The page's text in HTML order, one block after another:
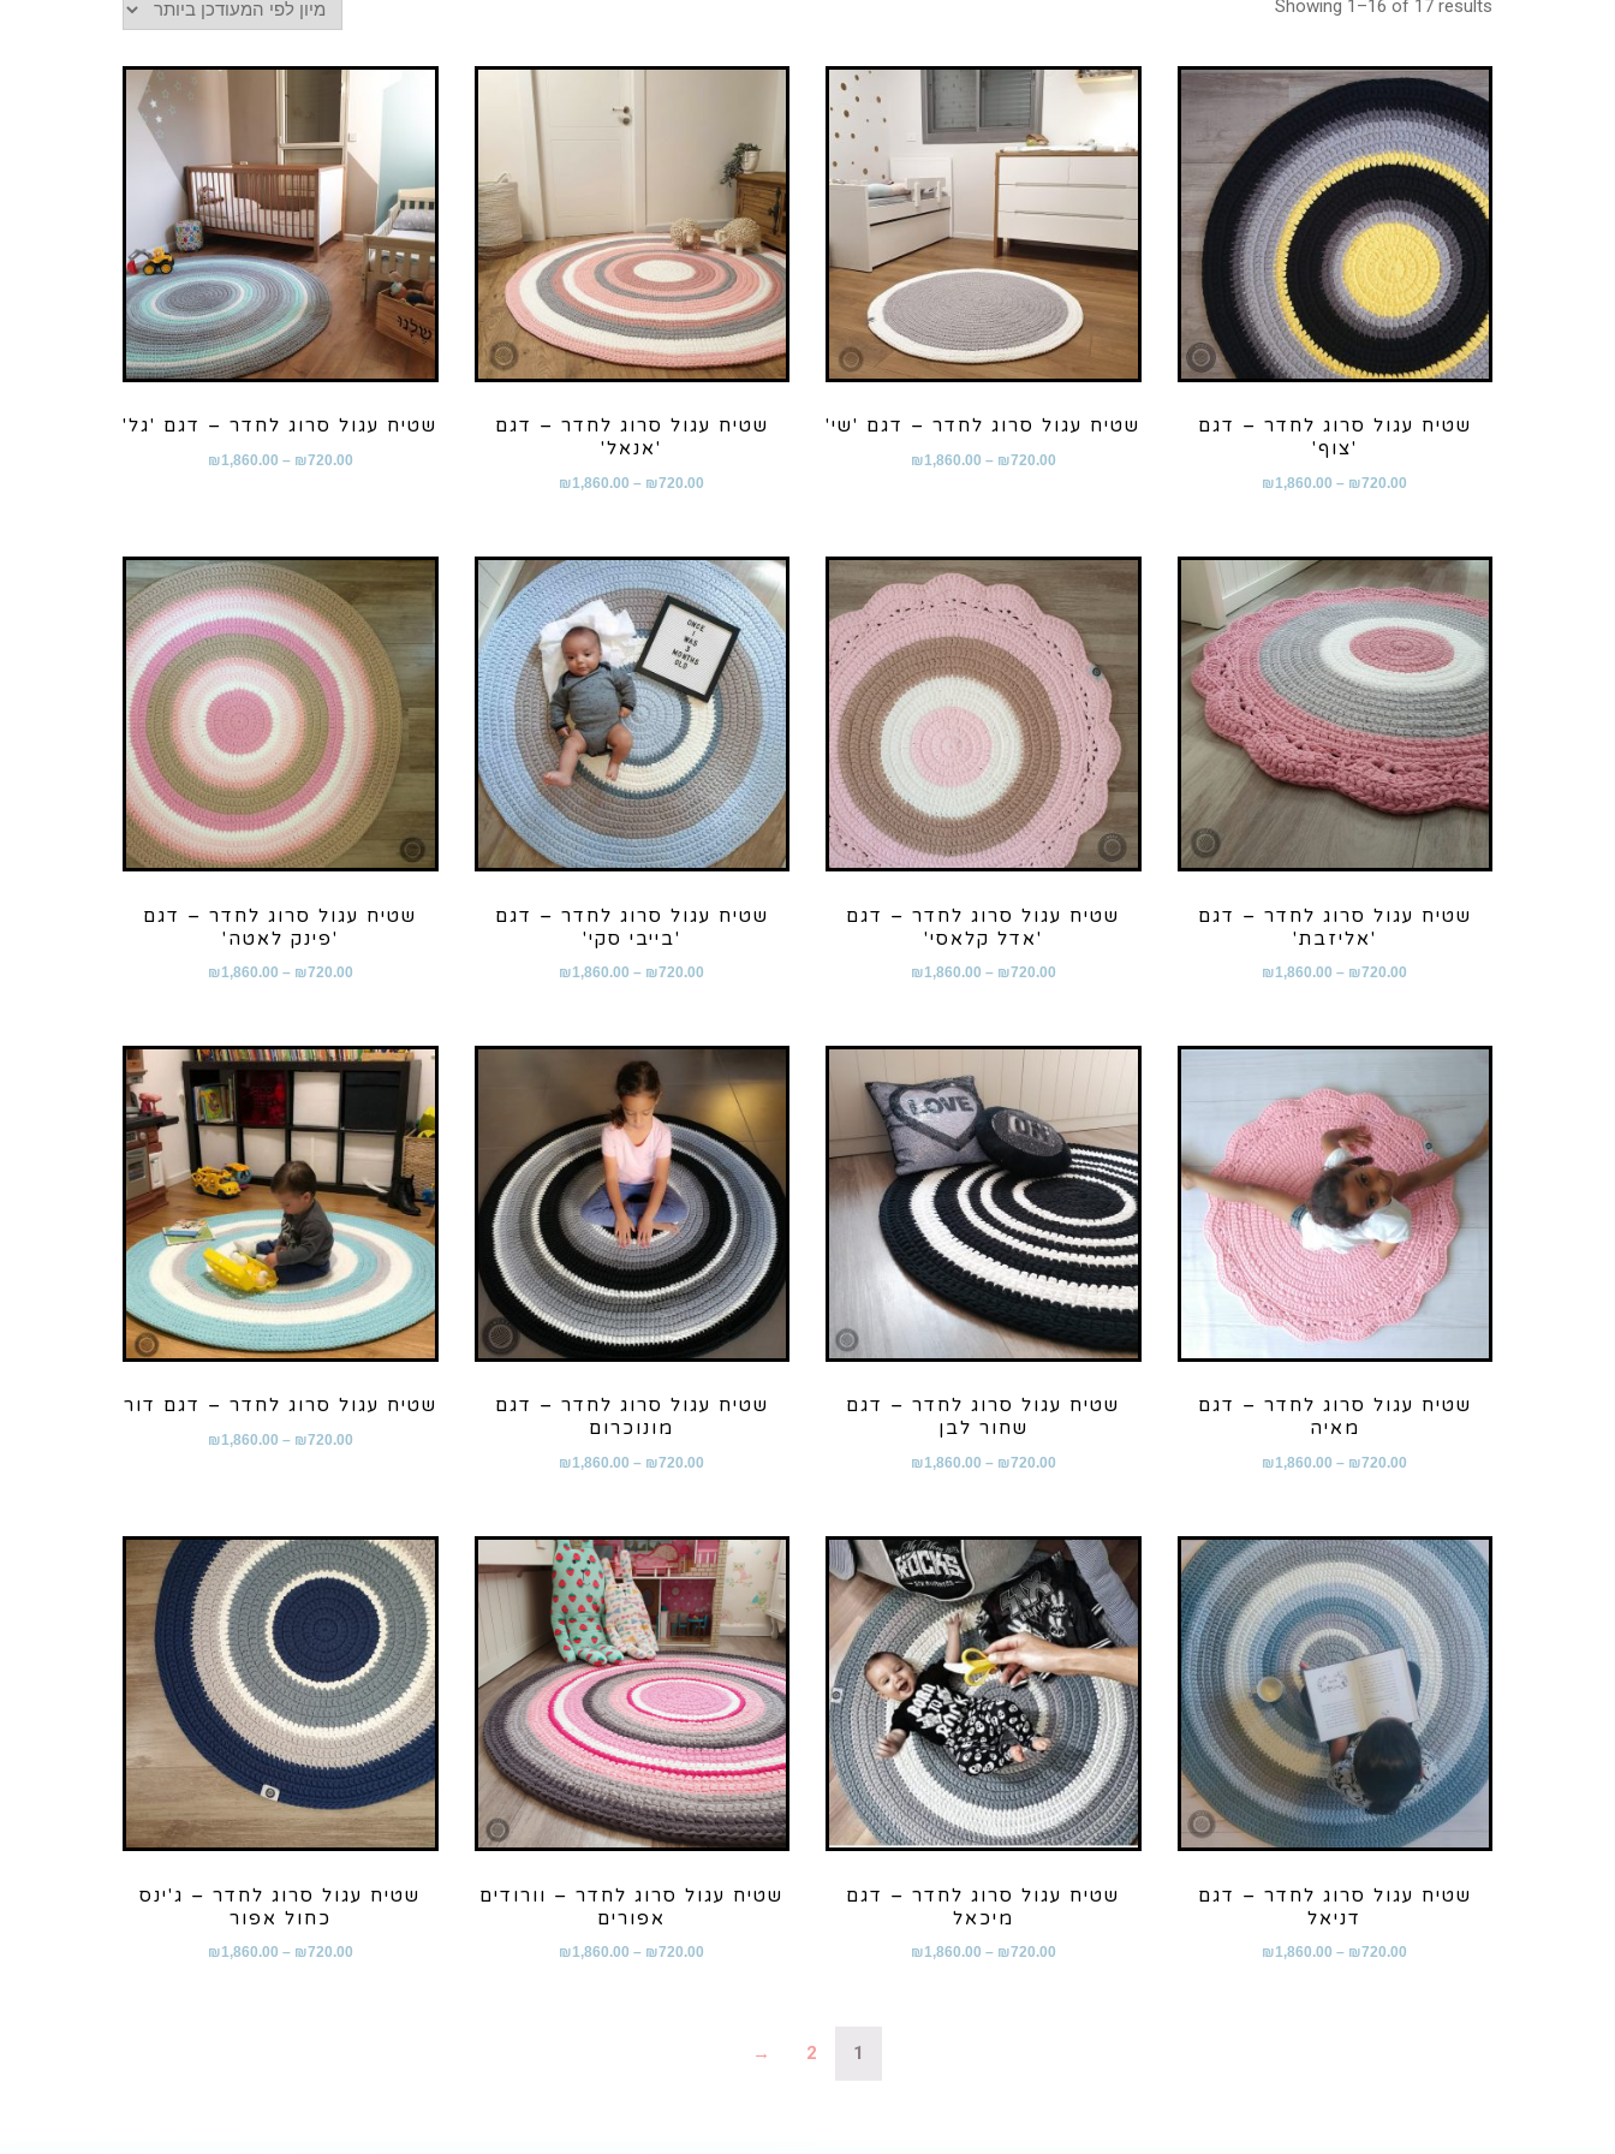
Showing 1–16 of 17 results
שטיח עגול סרוג לחדר – דגם
'צוף'
₪720.00
–
₪1,860.00
שטיח עגול סרוג לחדר – דגם 'שי'
₪720.00
–
₪1,860.00
שטיח עגול סרוג לחדר – דגם
'אנאל'
₪720.00
–
₪1,860.00
שטיח עגול סרוג לחדר – דגם 'גל'
₪720.00
–
₪1,860.00
שטיח עגול סרוג לחדר – דגם
'אליזבת'
₪720.00
–
₪1,860.00
שטיח עגול סרוג לחדר – דגם
'אדל קלאסי'
₪720.00
–
₪1,860.00
שטיח עגול סרוג לחדר – דגם
'בייבי סקי'
₪720.00
–
₪1,860.00
שטיח עגול סרוג לחדר – דגם
'פינק לאטה'
₪720.00
–
₪1,860.00
שטיח עגול סרוג לחדר – דגם
מאיה
₪720.00
–
₪1,860.00
שטיח עגול סרוג לחדר – דגם
שחור לבן
₪720.00
–
₪1,860.00
שטיח עגול סרוג לחדר – דגם
מונוכרום
₪720.00
–
₪1,860.00
שטיח עגול סרוג לחדר – דגם דור
₪720.00
–
₪1,860.00
שטיח עגול סרוג לחדר – דגם
דניאל
₪720.00
–
₪1,860.00
שטיח עגול סרוג לחדר – דגם
מיכאל
₪720.00
–
₪1,860.00
שטיח עגול סרוג לחדר – וורודים
אפורים
₪720.00
–
₪1,860.00
שטיח עגול סרוג לחדר – ג'ינס
כחול אפור
₪720.00
–
₪1,860.00
1
2
→